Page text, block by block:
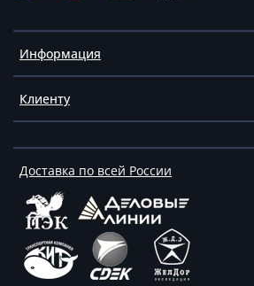
Информация
Клиенту
Доставка по всей России